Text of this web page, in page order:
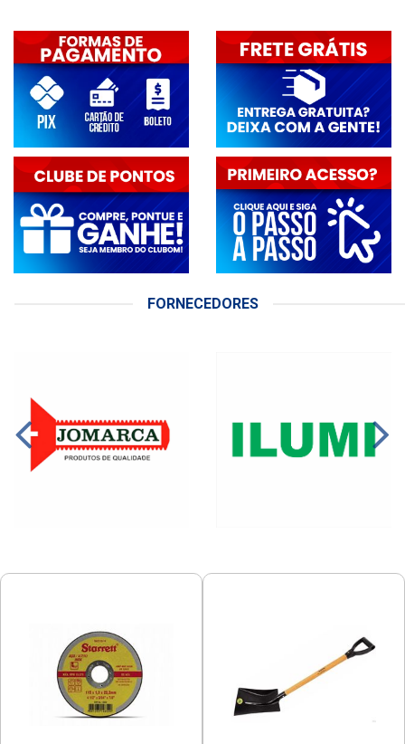
FORNECEDORES